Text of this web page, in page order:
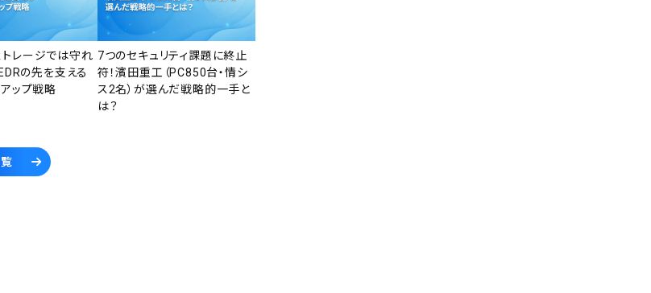
トレージでは守れ
の先を支える
ップ戦略
7つのセキュリティ課題に終止
符！濱田重工（PC850台・情シ
ス2名）が選んだ戦略的一手と
は？